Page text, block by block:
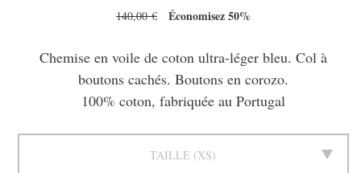
140,00 € Économisez 50%
Chemise en voile de coton ultra-léger bleu. Col à
boutons cachés. Boutons en corozo.
100% coton, fabriquée au Portugal
TAILLE XS